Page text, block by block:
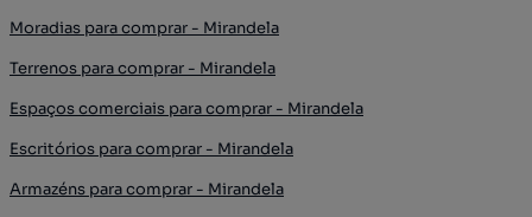
Moradias para comprar - Mirandela
Terrenos para comprar - Mirandela
Espaços comerciais para comprar - Mirandela
Escritórios para comprar - Mirandela
Armazéns para comprar - Mirandela